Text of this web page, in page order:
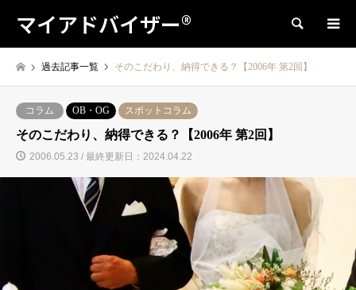
マイアドバイザー® 検索
過去記事一覧 そのこだわり、納得できる？【2006年 第2回】
コラム OB・OG スポットコラム
そのこだわり、納得できる？【2006年 第2回】
2006.05.23 / 最終更新日：2024.04.22